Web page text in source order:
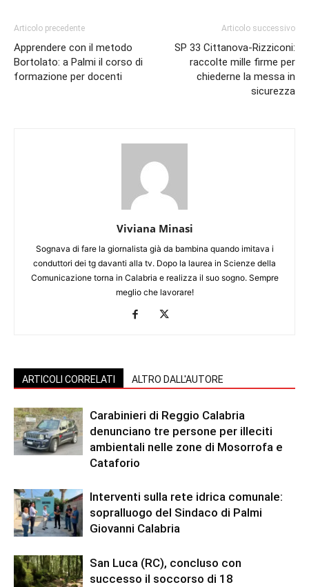
Articolo precedente
Apprendere con il metodo
Bortolato: a Palmi il corso di
formazione per docenti
Articolo successivo
SP 33 Cittanova-Rizziconi:
raccolte mille firme per
chiederne la messa in
sicurezza
Viviana Minasi
Sognava di fare la giornalista già da bambina quando imitava i
conduttori dei tg davanti alla tv. Dopo la laurea in Scienze della
Comunicazione torna in Calabria e realizza il suo sogno. Sempre
meglio che lavorare!
ARTICOLI CORRELATI ALTRO DALL'AUTORE
Carabinieri di Reggio Calabria
denunciano tre persone per illeciti
ambientali nelle zone di Mosorrofa e
Cataforio
Interventi sulla rete idrica comunale:
sopralluogo del Sindaco di Palmi
Giovanni Calabria
San Luca (RC), concluso con
successo il soccorso di 18